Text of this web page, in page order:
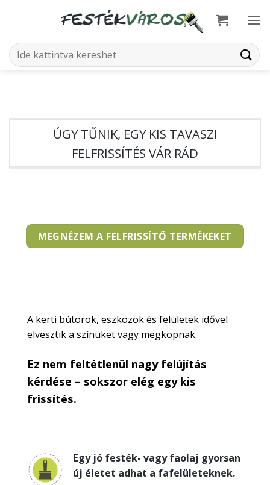
Keresés
a
ÚGY TŰNIK, EGY KIS TAVASZI
FELFRISSÍTÉS VÁR RÁD
MEGNÉZEM A FELFRISSÍTŐ TERMÉKEKET
A kerti bútorok, eszközök és felületek idővel
elvesztik a színüket vagy megkopnak.
Ez nem feltétlenül nagy felújítás
kérdése – sokszor elég egy kis
frissítés.
Egy jó festék- vagy faolaj gyorsan
új életet adhat a fafelületeknek.